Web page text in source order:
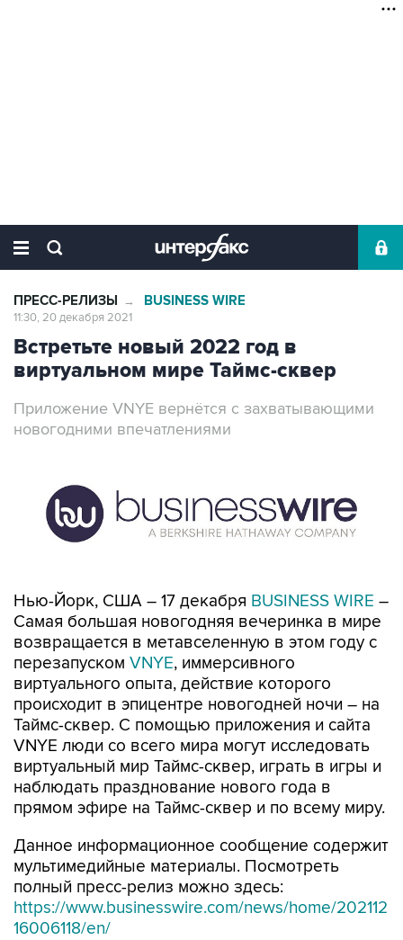
ПРЕСС-РЕЛИЗЫ → BUSINESS WIRE
11:30, 20 декабря 2021
Встретьте новый 2022 год в
виртуальном мире Таймс-сквер
Приложение VNYE вернётся с захватывающими
новогодними впечатлениями
Нью-Йорк, США – 17 декабря BUSINESS WIRE –
Самая большая новогодняя вечеринка в мире
возвращается в метавселенную в этом году с
перезапуском VNYE, иммерсивного
виртуального опыта, действие которого
происходит в эпицентре новогодней ночи – на
Таймс-сквер. С помощью приложения и сайта
VNYE люди со всего мира могут исследовать
виртуальный мир Таймс-сквер, играть в игры и
наблюдать празднование нового года в
прямом эфире на Таймс-сквер и по всему миру.
Данное информационное сообщение содержит
мультимедийные материалы. Посмотреть
полный пресс-релиз можно здесь:
https://www.businesswire.com/news/home/202112
16006118/en/